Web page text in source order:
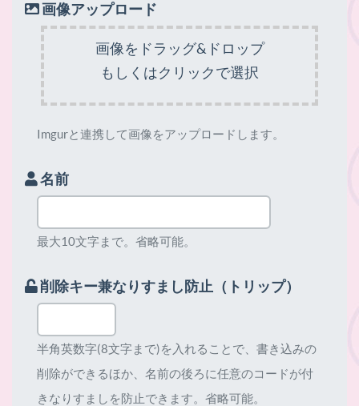
画像アップロード
画像をドラッグ&ドロップ
もしくはクリックで選択
Imgurと連携して画像をアップロードします。
名前
最大10文字まで。省略可能。
削除キー兼なりすまし防止（トリップ）
半角英数字(8文字まで)を入れることで、書き込みの
削除ができるほか、名前の後ろに任意のコードが付
きなりすましを防止できます。省略可能。